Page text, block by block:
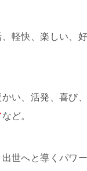
軽快、楽しい、
い、活発、喜び
など。
世へと導くパワ